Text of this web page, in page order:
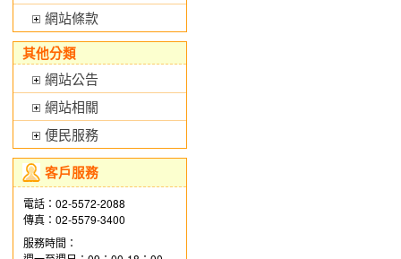
網站條款
其他分類
網站公告
網站相關
便民服務
客戶服務
電話：02-5572-2088
傳真：02-5579-3400
服務時間：